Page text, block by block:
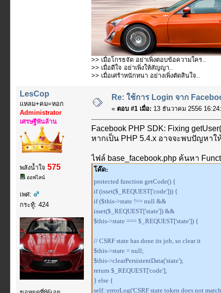
>> เมื่อโกรธจัด อย่าเพิ่งตอบข้อความใคร..
>> เมื่อดีใจ อย่าเพิ่งให้สัญญา..
>> เมื่อเศร้าหนักหนา อย่างเพิ่งตัดสินใจ..
LesCop
แหลม+คม=หอก
Administrator
เศรษฐีพันล้าน
พลังน้ำใจ 575
ออฟไลน์
เพศ:
กระทู้: 424
Re: ใช้การ Login จาก
« ตอบ #1 เมื่อ: 13 ธันวาคม 2556
Facebook PHP SDK: Fixing
หากเป็น PHP 5.4.x อาจจะพบปัญหาใ
ไฟล์ base_facebook.php ค้นหา
โค๊ด:
protected function getCode() {
if (isset($_REQUEST['code'])) {
if ($this->state !== null &&
isset($_REQUEST['state']) &&
$this->state === $_REQUEST['state']) {
// CSRF state has done its job, so clear it
$this->state = null;
$this->clearPersistentData('state');
return $_REQUEST['code'];
} else {
self::errorLog('CSRF state token does not